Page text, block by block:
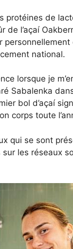
de
l’açaí
national.
lorsque je
Sabalenka
bol d’açaí
corps toute
qui se sont
les réseaux